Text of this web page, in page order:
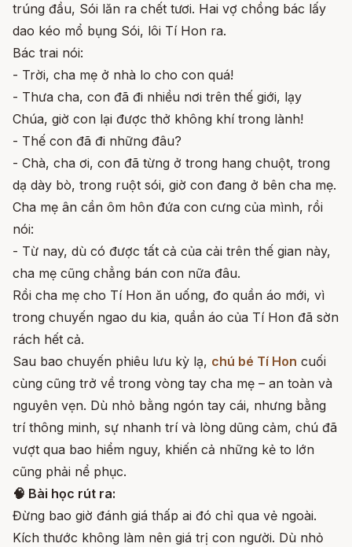
trúng đầu, Sói lăn ra chết tươi. Hai vợ chồng bác lấy
dao kéo mổ bụng Sói, lôi Tí Hon ra.
Bác trai nói:
- Trời, cha mẹ ở nhà lo cho con quá!
- Thưa cha, con đã đi nhiều nơi trên thế giới, lạy
Chúa, giờ con lại được thở không khí trong lành!
- Thế con đã đi những đâu?
- Chà, cha ơi, con đã từng ở trong hang chuột, trong
dạ dày bò, trong ruột sói, giờ con đang ở bên cha mẹ.
Cha mẹ ân cần ôm hôn đứa con cưng của mình, rồi
nói:
- Từ nay, dù có được tất cả của cải trên thế gian này,
cha mẹ cũng chẳng bán con nữa đâu.
Rồi cha mẹ cho Tí Hon ăn uống, đo quần áo mới, vì
trong chuyến ngao du kia, quần áo của Tí Hon đã sờn
rách hết cả.
Sau bao chuyến phiêu lưu kỳ lạ, chú bé Tí Hon cuối
cùng cũng trở về trong vòng tay cha mẹ – an toàn và
nguyên vẹn. Dù nhỏ bằng ngón tay cái, nhưng bằng
trí thông minh, sự nhanh trí và lòng dũng cảm, chú đã
vượt qua bao hiểm nguy, khiến cả những kẻ to lớn
cũng phải nể phục.
🧠 Bài học rút ra:
Đừng bao giờ đánh giá thấp ai đó chỉ qua vẻ ngoài.
Kích thước không làm nên giá trị con người. Dù nhỏ